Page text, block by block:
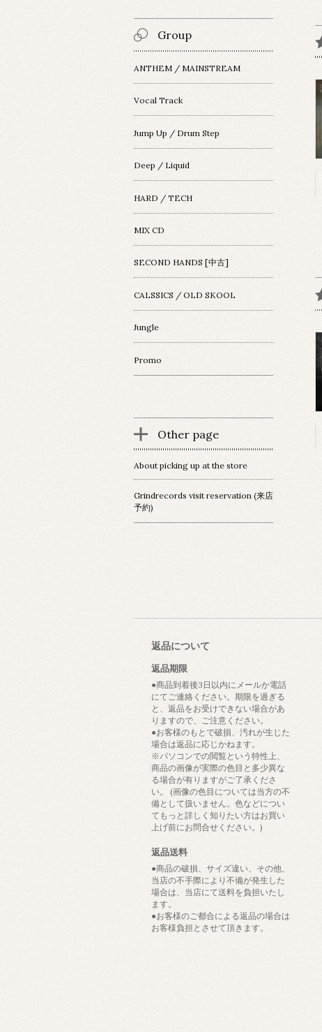
Group
ANTHEM / MAINSTREAM
Vocal Track
Jump Up / Drum Step
Deep / Liquid
HARD / TECH
MIX CD
SECOND HANDS [中古]
CALSSICS / OLD SKOOL
Jungle
Promo
Other page
About picking up at the store
Grindrecords visit reservation (来店
予約)
返品について
返品期限
●商品到着後3日以内にメールか電話
にてご連絡ください。期限を過ぎる
と、返品をお受けできない場合があ
りますので、ご注意ください。
●お客様のもとで破損、汚れが生じた
場合は返品に応じかねます。
※パソコンでの閲覧という特性上、
商品の画像が実際の色目と多少異な
る場合が有りますがご了承くださ
い。 (画像の色目については当方の不
備として扱いません。色などについ
てもっと詳しく知りたい方はお買い
上げ前にお問合せください。)
返品送料
●商品の破損、サイズ違い、その他、
当店の不手際により不備が発生した
場合は、当店にて送料を負担いたし
ます。
●お客様のご都合による返品の場合は
お客様負担とさせて頂きます。